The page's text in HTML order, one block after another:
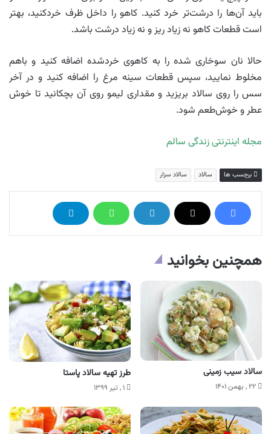
باید آن‌ها را درشت‌تر خرد کنید. کاهو را داخل ظرف خردکنید، بهتر
است قطعات کاهو نه زیاد ریز و نه زیاد درشت باشد.
حالا نان سوخاری شده را به کاهوی خردشده اضافه کنید و باهم
مخلوط نمایید، سپس قطعات سینه مرغ را اضافه کنید و در آخر
سس را روی سالاد بریزید و مقداری لیمو روی آن بچکانید تا خوش
عطر و خوش‌طعم شود.
مجله اینترنتی زندگی سالم
برچسب ها سالاد سالاد سزار
همچنین بخوانید
سالاد سیب زمینی
۲۲ , بهمن ۱۴۰۱
طرز تهیه سالاد پاستا
۱ , تیر ۱۳۹۹